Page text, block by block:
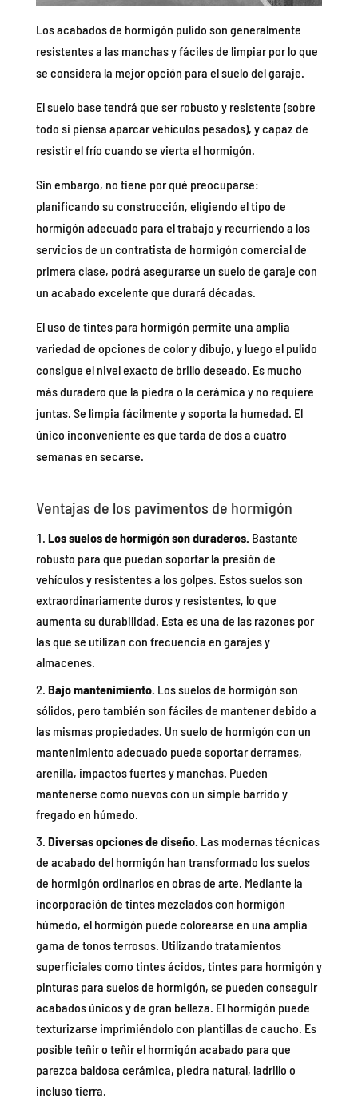
Los acabados de hormigón pulido son generalmente
resistentes a las manchas y fáciles de limpiar por lo que
se considera la mejor opción para el suelo del garaje.
El suelo base tendrá que ser robusto y resistente (sobre
todo si piensa aparcar vehículos pesados), y capaz de
resistir el frío cuando se vierta el hormigón.
Sin embargo, no tiene por qué preocuparse:
planificando su construcción, eligiendo el tipo de
hormigón adecuado para el trabajo y recurriendo a los
servicios de un contratista de hormigón comercial de
primera clase, podrá asegurarse un suelo de garaje con
un acabado excelente que durará décadas.
El uso de tintes para hormigón permite una amplia
variedad de opciones de color y dibujo, y luego el pulido
consigue el nivel exacto de brillo deseado. Es mucho
más duradero que la piedra o la cerámica y no requiere
juntas. Se limpia fácilmente y soporta la humedad. El
único inconveniente es que tarda de dos a cuatro
semanas en secarse.
Ventajas de los pavimentos de hormigón
Los suelos de hormigón son duraderos. Bastante
robusto para que puedan soportar la presión de
vehículos y resistentes a los golpes. Estos suelos son
extraordinariamente duros y resistentes, lo que
aumenta su durabilidad. Esta es una de las razones por
las que se utilizan con frecuencia en garajes y
almacenes.
Bajo mantenimiento. Los suelos de hormigón son
sólidos, pero también son fáciles de mantener debido a
las mismas propiedades. Un suelo de hormigón con un
mantenimiento adecuado puede soportar derrames,
arenilla, impactos fuertes y manchas. Pueden
mantenerse como nuevos con un simple barrido y
fregado en húmedo.
Diversas opciones de diseño. Las modernas técnicas
de acabado del hormigón han transformado los suelos
de hormigón ordinarios en obras de arte. Mediante la
incorporación de tintes mezclados con hormigón
húmedo, el hormigón puede colorearse en una amplia
gama de tonos terrosos. Utilizando tratamientos
superficiales como tintes ácidos, tintes para hormigón y
pinturas para suelos de hormigón, se pueden conseguir
acabados únicos y de gran belleza. El hormigón puede
texturizarse imprimiéndolo con plantillas de caucho. Es
posible teñir o teñir el hormigón acabado para que
parezca baldosa cerámica, piedra natural, ladrillo o
incluso tierra.